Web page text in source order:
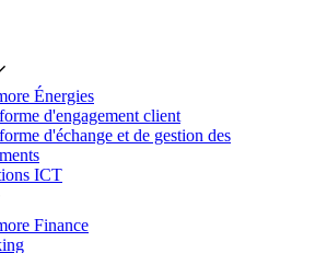
Énergies
d'engagement client
d'échange et de gestion des
ICT
Finance